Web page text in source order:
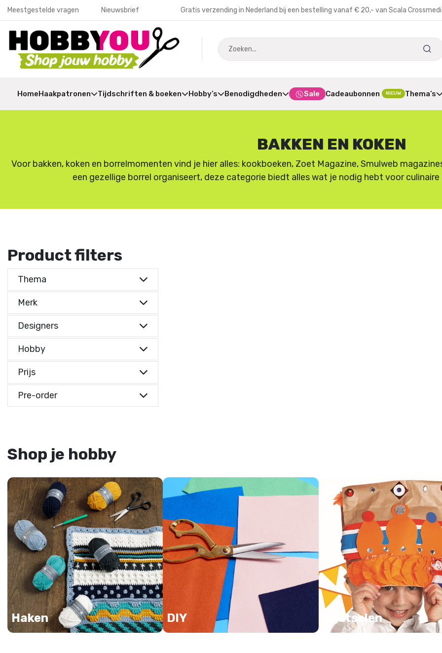
Meestgestelde vragen Nieuwsbrief Gratis verzending in Nederland bij een bestelling vanaf € 20,- van Scala
HomeHaakpatronen Tijdschriften & boeken Hobby’s Benodigdheden Sale Cadeaubonnen NIEUW Thema’s
BAKKEN EN KOKEN
Voor bakken, koken en borrelmomenten vind je hier alles: kookboeken, Zoet Magazine, Smulweb
een gezellige borrel organiseert, deze categorie biedt alles wat je nodig hebt voor
Product filters
Thema
Merk
Designers
Hobby
Prijs
Prijs indicatie
Pre-order
Shop je hobby
Haken DIY Knutselen